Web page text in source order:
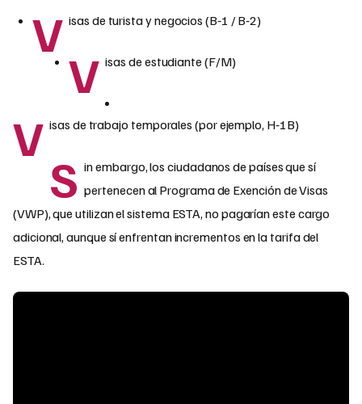
V isas de turista y negocios (B‑1 / B‑2)
V isas de estudiante (F/M)
V isas de trabajo temporales (por ejemplo, H‑1B)
S in embargo, los ciudadanos de países que sí
pertenecen al Programa de Exención de Visas
(VWP), que utilizan el sistema ESTA, no pagarían este cargo
adicional, aunque sí enfrentan incrementos en la tarifa del
ESTA.